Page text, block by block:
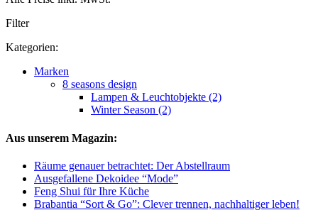
Filter
Kategorien:
Marken
8 seasons design
Lampen & Leuchtobjekte (2)
Winter Season (2)
Aus unserem Magazin:
Räume genauer betrachtet: Der Abstellraum
Ausgefallene Dekoidee “Mode”
Feng Shui für Ihre Küche
Brabantia “Sort & Go”: Clever trennen, nachhaltiger leben!